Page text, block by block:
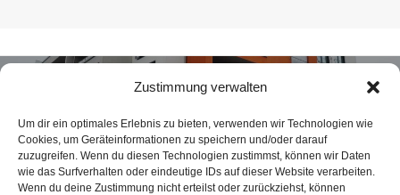
Zustimmung verwalten
Um dir ein optimales Erlebnis zu bieten, verwenden wir Technologien wie
Cookies, um Geräteinformationen zu speichern und/oder darauf
zuzugreifen. Wenn du diesen Technologien zustimmst, können wir Daten
wie das Surfverhalten oder eindeutige IDs auf dieser Website verarbeiten.
Wenn du deine Zustimmung nicht erteilst oder zurückziehst, können
Beitragsnavigation
Beitrag:
Betreuungskraft (m/w/d) für unsere
Tagespflege
Datenschutz Stolz präsentiert von WordPress